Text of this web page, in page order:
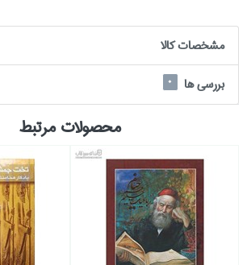
مشخصات كالا
بررسی ها
0
محصولات مرتبط